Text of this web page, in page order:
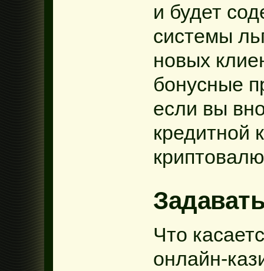
и будет
системы
новых
бонусные
если вы
кредитной
Что
онлайн-